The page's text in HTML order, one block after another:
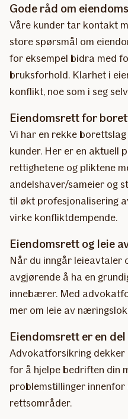
Gode råd om
Våre kunder tar kontakt
store spørsmål om
for eksempel bidra med
bruksforhold. Klarhet i
konflikt, noe som i seg
Eiendomsrett for
Vi har en rekke
kunder. Her er en aktuell
rettighetene og pliktene
andelshaver/sameier og
til økt profesjonalisering
virke konfliktdempende.
Eiendomsrett og leie
Når du inngår leieavtaler
avgjørende å ha en
innebærer. Med
mer om leie av
Eiendomsrett er en
Advokatforsikring dekker
for å hjelpe bedriften din
problemstillinger
rettsområder.